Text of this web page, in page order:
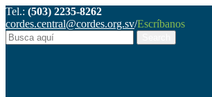
Tel.: (503) 2235-8262
cordes.central@cordes.org.sv/Escríbanos